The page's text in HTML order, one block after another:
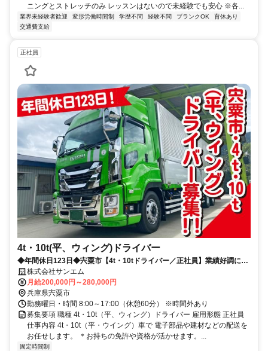
ニングとストレッチのみ レッスンはないので未経験でも安心 ※各...
業界未経験者歓迎 変形労働時間制 学歴不問 経験不問 ブランクOK
育休あり
交通費支給
正社員
4t・10t(平、ウィング)ドライバー
◆年間休日123日◆宍粟市【4t・10tドライバー／正社員】業績好調につ
き増員募集！◆職務経験不問◆
株式会社サンエム
月給200,000円～280,000円
兵庫県宍粟市
勤務曜日・時間 8:00～17:00（休憩60分） ※時間外あり
募集要項 職種 4t・10t（平、ウィング）ドライバー 雇用形態 正社員
仕事内容 4t・10t（平・ウイング）車で 電子部品や建材などの配送を
お任せします。 ＊お持ちの免許や資格が活かせます。...
固定時間制